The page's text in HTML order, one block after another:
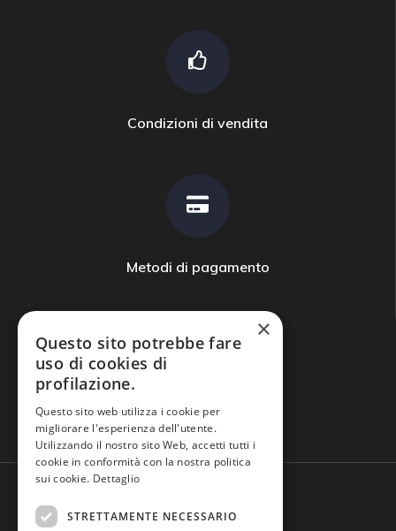
Condizioni di vendita
Metodi di pagamento
Domande frequenti
×
Questo sito potrebbe fare
uso di cookies di
profilazione.
Questo sito web utilizza i cookie per
migliorare l'esperienza dell'utente.
Utilizzando il nostro sito Web, accetti tutti i
cookie in conformità con la nostra politica
sui cookie. Dettaglio
STRETTAMENTE NECESSARIO